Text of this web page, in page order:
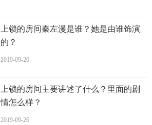
上锁的房间秦左漫是谁？她是由谁饰演
的？
2019-09-26
上锁的房间主要讲述了什么？里面的剧
情怎么样？
2019-09-26